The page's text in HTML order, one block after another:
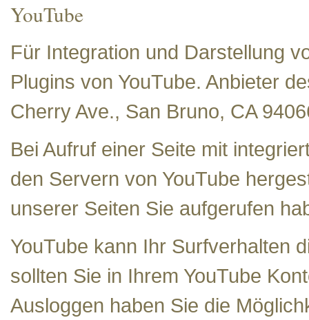
YouTube
Für Integration und Darstellung
Plugins von YouTube. Anbieter
Cherry Ave., San Bruno, CA
Bei Aufruf einer Seite mit
den Servern von YouTube
unserer Seiten Sie aufgerufen
YouTube kann Ihr Surfverhalten
sollten Sie in Ihrem YouTube
Ausloggen haben Sie die